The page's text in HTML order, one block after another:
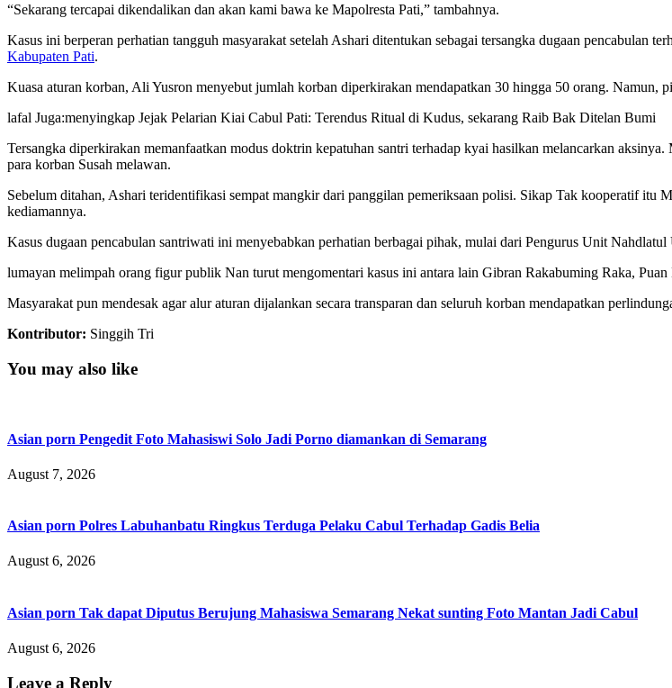
“Sekarang tercapai dikendalikan dan akan kami bawa ke Mapolresta Pati,” tambahnya.
Kasus ini berperan perhatian tangguh masyarakat setelah Ashari ditentukan sebagai tersangka dugaan pencabulan
Kabupaten Pati.
Kuasa aturan korban, Ali Yusron menyebut jumlah korban diperkirakan mendapatkan 30 hingga 50 orang. Namun,
lafal Juga:menyingkap Jejak Pelarian Kiai Cabul Pati: Terendus Ritual di Kudus, sekarang Raib Bak Ditelan Bumi
Tersangka diperkirakan memanfaatkan modus doktrin kepatuhan santri terhadap kyai hasilkan melancarkan
para korban Susah melawan.
Sebelum ditahan, Ashari teridentifikasi sempat mangkir dari panggilan pemeriksaan polisi. Sikap Tak kooperatif itu
kediamannya.
Kasus dugaan pencabulan santriwati ini menyebabkan perhatian berbagai pihak, mulai dari Pengurus Unit
lumayan melimpah orang figur publik Nan turut mengomentari kasus ini antara lain Gibran Rakabuming Raka, Puan
Masyarakat pun mendesak agar alur aturan dijalankan secara transparan dan seluruh korban mendapatkan
Kontributor: Singgih Tri
You may also like
Asian porn Pengedit Foto Mahasiswi Solo Jadi Porno diamankan di Semarang
August 7, 2026
Asian porn Polres Labuhanbatu Ringkus Terduga Pelaku Cabul Terhadap Gadis Belia
August 6, 2026
Asian porn Tak dapat Diputus Berujung Mahasiswa Semarang Nekat sunting Foto Mantan Jadi Cabul
August 6, 2026
Leave a Reply